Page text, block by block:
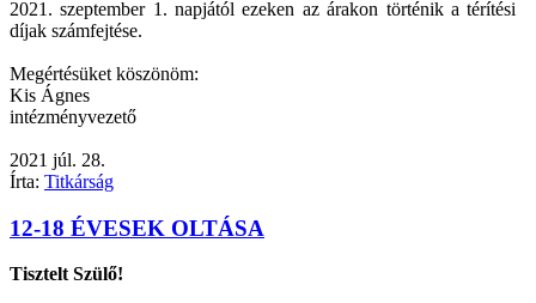
2021. szeptember 1. napjától ezeken az árakon történik a térítési
díjak számfejtése.
Megértésüket köszönöm:
Kis Ágnes
intézményvezető
2021 júl. 28.
Írta: Titkárság
12-18 ÉVESEK OLTÁSA
Tisztelt Szülő!